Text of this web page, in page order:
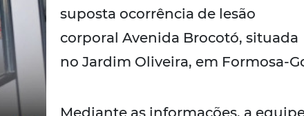
suposta ocorrência de lesão
corporal Avenida Brocotó, situada
no Jardim Oliveira, em Formosa-